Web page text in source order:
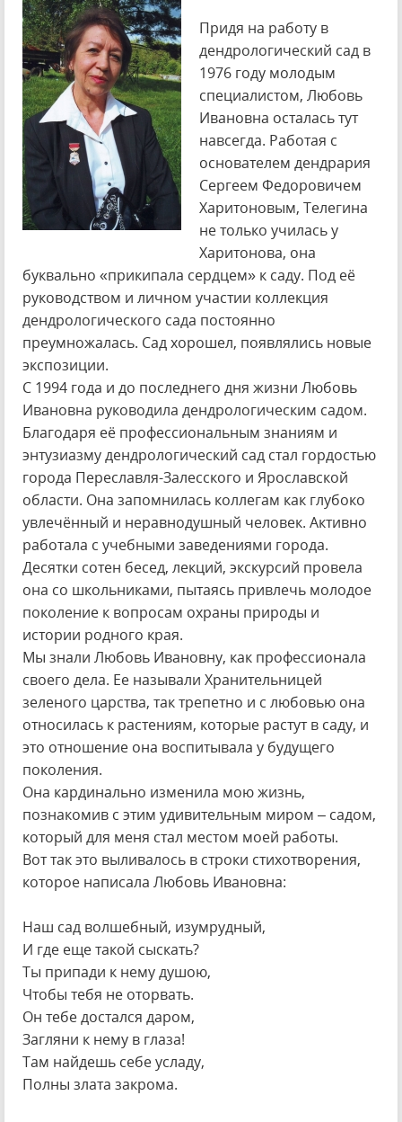
Придя на работу в
дендрологический сад в
1976 году молодым
специалистом, Любовь
Ивановна осталась тут
навсегда. Работая с
основателем дендрария
Сергеем Федоровичем
Харитоновым, Телегина
не только училась у
Харитонова, она
буквально «прикипала сердцем» к саду. Под её
руководством и личном участии коллекция
дендрологического сада постоянно
преумножалась. Сад хорошел, появлялись новые
экспозиции.
С 1994 года и до последнего дня жизни Любовь
Ивановна руководила дендрологическим садом.
Благодаря её профессиональным знаниям и
энтузиазму дендрологический сад стал гордостью
города Переславля-Залесского и Ярославской
области. Она запомнилась коллегам как глубоко
увлечённый и неравнодушный человек. Активно
работала с учебными заведениями города.
Десятки сотен бесед, лекций, экскурсий провела
она со школьниками, пытаясь привлечь молодое
поколение к вопросам охраны природы и
истории родного края.
Мы знали Любовь Ивановну, как профессионала
своего дела. Ее называли Хранительницей
зеленого царства, так трепетно и с любовью она
относилась к растениям, которые растут в саду, и
это отношение она воспитывала у будущего
поколения.
Она кардинально изменила мою жизнь,
познакомив с этим удивительным миром – садом,
который для меня стал местом моей работы.
Вот так это выливалось в строки стихотворения,
которое написала Любовь Ивановна:
Наш сад волшебный, изумрудный,
И где еще такой сыскать?
Ты припади к нему душою,
Чтобы тебя не оторвать.
Он тебе достался даром,
Загляни к нему в глаза!
Там найдешь себе усладу,
Полны злата закрома.